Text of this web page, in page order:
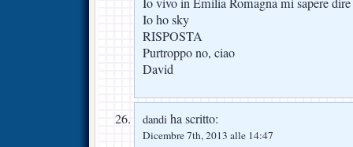
Io ho sky
RISPOSTA
Purtroppo no, ciao
David
dandi ha scritto:
Dicembre 7th, 2013 alle 14:47